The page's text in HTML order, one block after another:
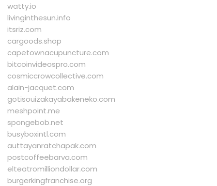
watty.io
livinginthesun.info
itsriz.com
cargoods.shop
capetownacupuncture.com
bitcoinvideospro.com
cosmiccrowcollective.com
alain-jacquet.com
gotisouizakayabakeneko.com
meshpoint.me
spongebob.net
busyboxintl.com
auttayanratchapak.com
postcoffeebarva.com
elteatromilliondollar.com
burgerkingfranchise.org